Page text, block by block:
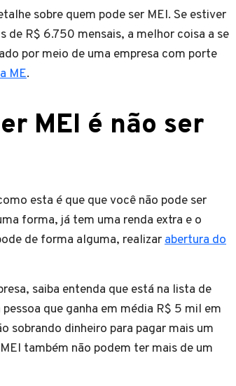
sobre quem pode ser MEI. Se estiver
de R$ 6.750 mensais, a melhor coisa a se
por meio de uma empresa com porte
ME.
MEI é não ser
esta é que que você não pode ser
forma, já tem uma renda extra e o
de forma alguma, realizarabertura do
saiba entenda que está na lista de
que ganha em média R$ 5 mil em
sobrando dinheiro para pagar mais um
também não podem ter mais de um